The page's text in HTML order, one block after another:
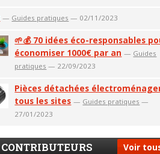
— Guides pratiques — 02/11/2023
🌱💰 70 idées éco-responsables
économiser 1000€ par an — Guides
pratiques — 22/09/2023
Pièces détachées
tous les sites — Guides pratiques —
27/01/2023
Voir